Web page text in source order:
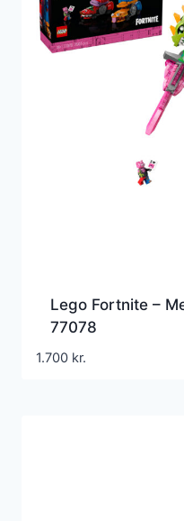
Lego Fortnite –
77078
1.700 kr.